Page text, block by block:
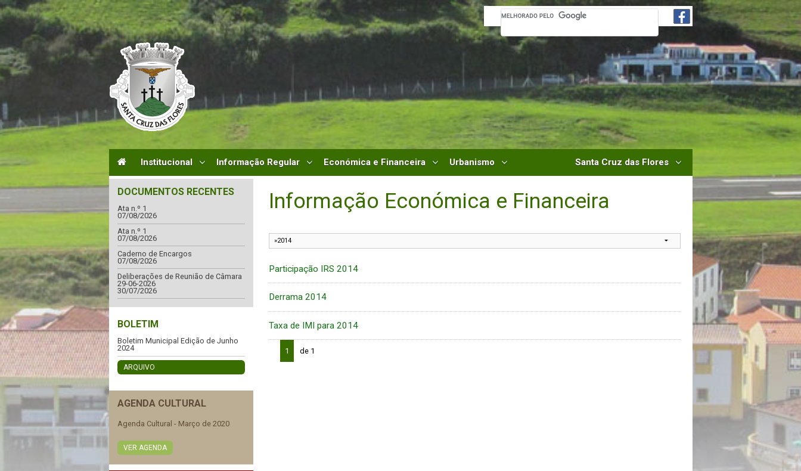
Institucional Informação Regular Económica e Financeira Urbanismo Santa Cruz das Flores
DOCUMENTOS RECENTES
Ata n.º 1
07/08/2026
Ata n.º 1
07/08/2026
Caderno de Encargos
07/08/2026
Deliberações de Reunião de Câmara
29-06-2026
30/07/2026
BOLETIM
Boletim Municipal Edição de Junho
2024
ARQUIVO
AGENDA CULTURAL
Agenda Cultural - Março de 2020
VER AGENDA
Informação Económica e Financeira
Participação IRS 2014
Derrama 2014
Taxa de IMI para 2014
1 de 1